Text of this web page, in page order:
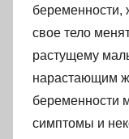
беременности,
свое тело
растущему
нарастающим
беременности
симптомы и